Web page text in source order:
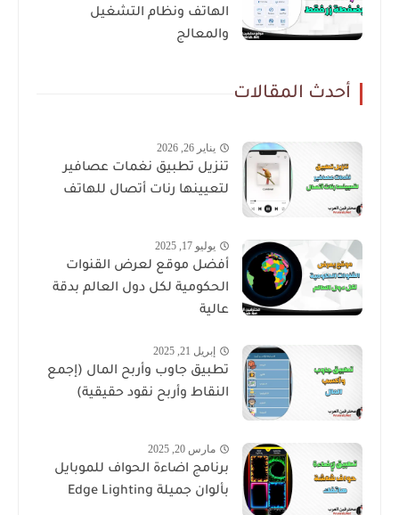
الهاتف ونظام التشغيل
والمعالج
أحدث المقالات
يناير 26, 2026
تنزيل تطبيق نغمات عصافير
لتعيينها رنات أتصال للهاتف
يوليو 17, 2025
أفضل موقع لعرض القنوات
الحكومية لكل دول العالم بدقة
عالية
إبريل 21, 2025
تطبيق جاوب وأربح المال (إجمع
النقاط وأربح نقود حقيقية)
مارس 20, 2025
برنامج اضاءة الحواف للموبايل
بألوان جميلة Edge Lighting